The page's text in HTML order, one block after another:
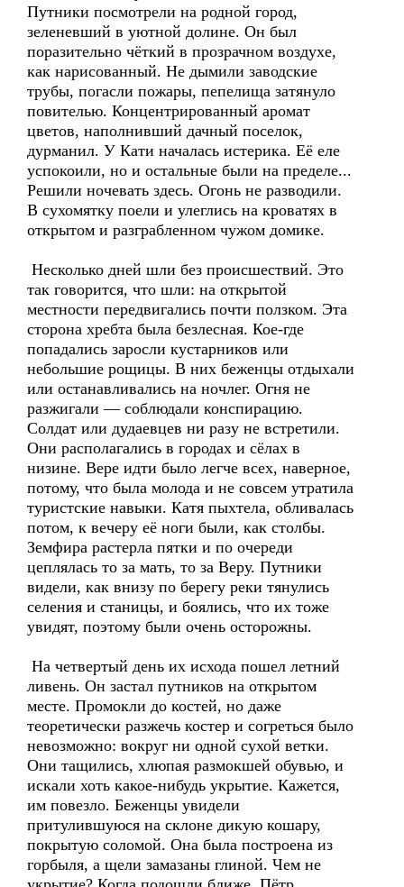
Путники посмотрели на родной город,
зеленевший в уютной долине. Он был
поразительно чёткий в прозрачном воздухе,
как нарисованный. Не дымили заводские
трубы, погасли пожары, пепелища затянуло
повителью. Концентрированный аромат
цветов, наполнивший дачный поселок,
дурманил. У Кати началась истерика. Её еле
успокоили, но и остальные были на пределе...
Решили ночевать здесь. Огонь не разводили.
В сухомятку поели и улеглись на кроватях в
открытом и разграбленном чужом домике.
Несколько дней шли без происшествий. Это
так говорится, что шли: на открытой
местности передвигались почти ползком. Эта
сторона хребта была безлесная. Кое-где
попадались заросли кустарников или
небольшие рощицы. В них беженцы отдыхали
или останавливались на ночлег. Огня не
разжигали — соблюдали конспирацию.
Солдат или дудаевцев ни разу не встретили.
Они располагались в городах и сёлах в
низине. Вере идти было легче всех, наверное,
потому, что была молода и не совсем утратила
туристские навыки. Катя пыхтела, обливалась
потом, к вечеру её ноги были, как столбы.
Земфира растерла пятки и по очереди
цеплялась то за мать, то за Веру. Путники
видели, как внизу по берегу реки тянулись
селения и станицы, и боялись, что их тоже
увидят, поэтому были очень осторожны.
На четвертый день их исхода пошел летний
ливень. Он застал путников на открытом
месте. Промокли до костей, но даже
теоретически разжечь костер и согреться было
невозможно: вокруг ни одной сухой ветки.
Они тащились, хлюпая размокшей обувью, и
искали хоть какое-нибудь укрытие. Кажется,
им повезло. Беженцы увидели
притулившуюся на склоне дикую кошару,
покрытую соломой. Она была построена из
горбыля, а щели замазаны глиной. Чем не